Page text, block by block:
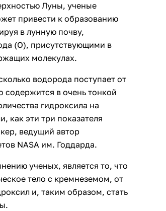
Луны, ученые
привести к образованию
в лунную почву,
(О), присутствующими в
молекулах.
водорода поступает от
содержится в очень тонкой
гидроксила на
как эти три показателя
ведущий автор
NASA им. Годдарда.
ученых, является то, что
тело с кремнеземом, от
и, таким образом, стать